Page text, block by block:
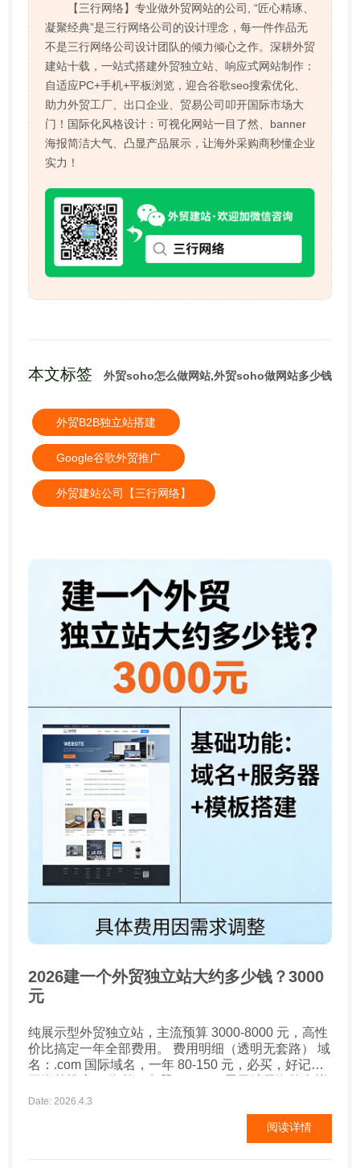
【三行网络】专业做外贸网站的公司, “匠心精琢、
凝聚经典”是三行网络公司的设计理念，每一件作品无
不是三行网络公司设计团队的倾力倾心之作。深耕外贸
建站十载，一站式搭建外贸独立站、响应式网站制作：
自适应PC+手机+平板浏览，迎合谷歌seo搜索优化、
助力外贸工厂、出口企业、贸易公司叩开国际市场大
门！国际化风格设计：可视化网站一目了然、banner
海报简洁大气、凸显产品展示，让海外采购商秒懂企业
实力！
本文标签 外贸soho怎么做网站,外贸soho做网站多少钱
外贸B2B独立站搭建
Google谷歌外贸推广
外贸建站公司【三行网络】
2026建一个外贸独立站大约多少钱？3000
元
纯展示型外贸独立站，主流预算 3000-8000 元，高性
价比搞定一年全部费用。 费用明细（透明无套路） 域
名：.com 国际域名，一年 80-150 元，必买，好记利
主机足够，一年 800-2000 元，保证欧美打开快、安
全合规。 建站设计：专业外贸模板建站 2000-500...
Date: 2026.4.3
阅读详情